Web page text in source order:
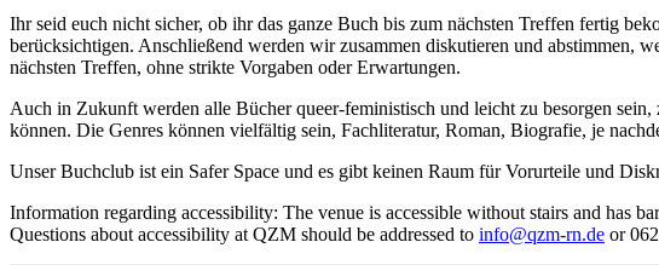
Ihr seid euch nicht sicher, ob ihr das ganze Buch bis zum nächsten Treffen fertig
berücksichtigen. Anschließend werden wir zusammen diskutieren und abstimmen,
nächsten Treffen, ohne strikte Vorgaben oder Erwartungen.
Auch in Zukunft werden alle Bücher queer-feministisch und leicht zu besorgen
können. Die Genres können vielfältig sein, Fachliteratur, Roman, Biografie, je
Unser Buchclub ist ein Safer Space und es gibt keinen Raum für Vorurteile und
Information regarding accessibility: The venue is accessible without stairs and has
Questions about accessibility at QZM should be addressed to info@qzm-rn.de or